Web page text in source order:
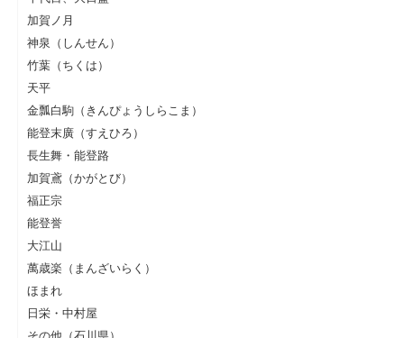
加賀ノ月
神泉（しんせん）
竹葉（ちくは）
天平
金瓢白駒（きんぴょうしらこま）
能登末廣（すえひろ）
長生舞・能登路
加賀鳶（かがとび）
福正宗
能登誉
大江山
萬歳楽（まんざいらく）
ほまれ
日栄・中村屋